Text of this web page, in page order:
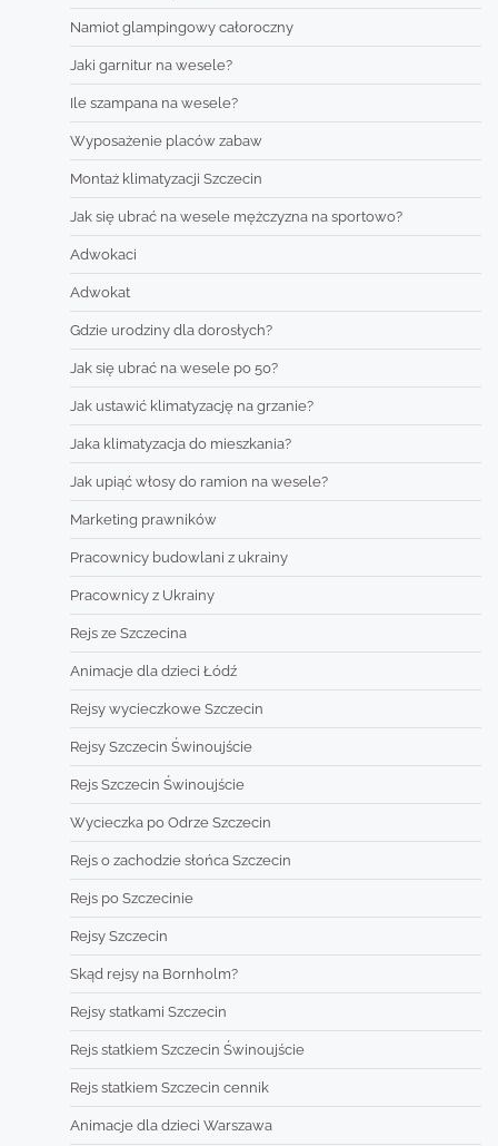
Namiot glampingowy całoroczny
Jaki garnitur na wesele?
Ile szampana na wesele?
Wyposażenie placów zabaw
Montaż klimatyzacji Szczecin
Jak się ubrać na wesele mężczyzna na sportowo?
Adwokaci
Adwokat
Gdzie urodziny dla dorosłych?
Jak się ubrać na wesele po 50?
Jak ustawić klimatyzację na grzanie?
Jaka klimatyzacja do mieszkania?
Jak upiąć włosy do ramion na wesele?
Marketing prawników
Pracownicy budowlani z ukrainy
Pracownicy z Ukrainy
Rejs ze Szczecina
Animacje dla dzieci Łódź
Rejsy wycieczkowe Szczecin
Rejsy Szczecin Świnoujście
Rejs Szczecin Świnoujście
Wycieczka po Odrze Szczecin
Rejs o zachodzie słońca Szczecin
Rejs po Szczecinie
Rejsy Szczecin
Skąd rejsy na Bornholm?
Rejsy statkami Szczecin
Rejs statkiem Szczecin Świnoujście
Rejs statkiem Szczecin cennik
Animacje dla dzieci Warszawa